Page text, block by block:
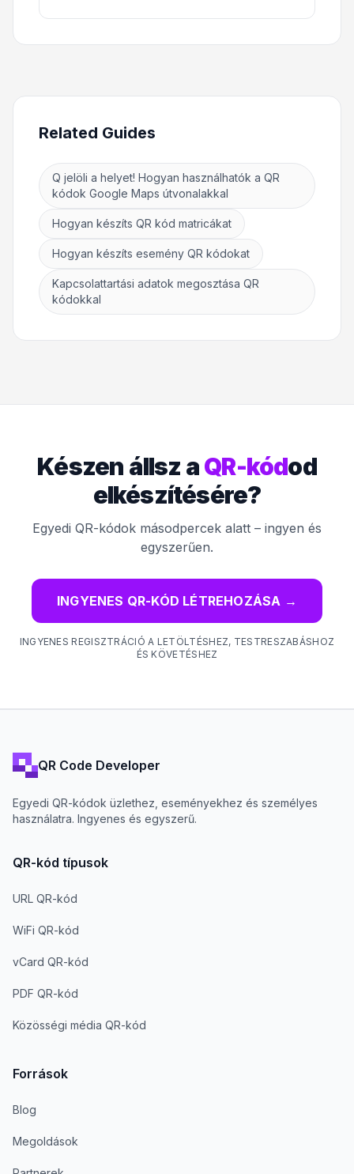
Related Guides
Q jelöli a helyet! Hogyan használhatók a QR
kódok Google Maps útvonalakkal
Hogyan készíts QR kód matricákat
Hogyan készíts esemény QR kódokat
Kapcsolattartási adatok megosztása QR
kódokkal
Készen állsz aQR-kódod
elkészítésére?
Egyedi QR-kódok másodpercek alatt – ingyen és
egyszerűen.
INGYENES QR-KÓD LÉTREHOZÁSA →
INGYENES REGISZTRÁCIÓ A LETÖLTÉSHEZ, TESTRESZABÁSHOZ
ÉS KÖVETÉSHEZ
QR Code Developer
Egyedi QR-kódok üzlethez, eseményekhez és személyes
használatra. Ingyenes és egyszerű.
QR-kód típusok
URL QR-kód
WiFi QR-kód
vCard QR-kód
PDF QR-kód
Közösségi média QR-kód
Források
Blog
Megoldások